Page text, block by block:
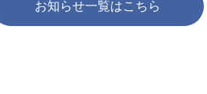
お知らせ一覧はこちら